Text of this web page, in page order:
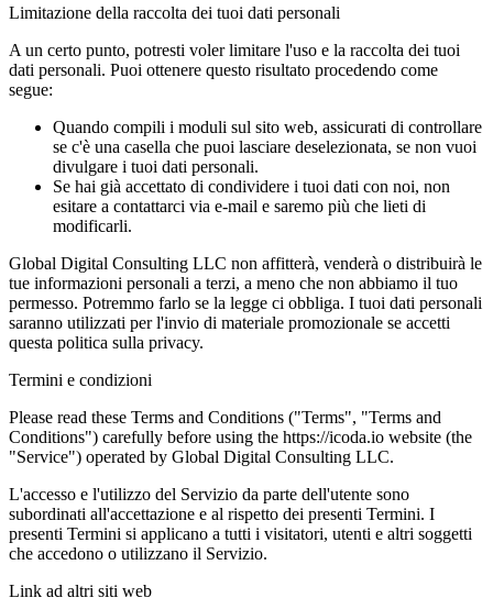
Limitazione della raccolta dei tuoi dati personali
A un certo punto, potresti voler limitare l'uso e la raccolta dei tuoi
dati personali. Puoi ottenere questo risultato procedendo come
segue:
Quando compili i moduli sul sito web, assicurati di controllare
se c'è una casella che puoi lasciare deselezionata, se non vuoi
divulgare i tuoi dati personali.
Se hai già accettato di condividere i tuoi dati con noi, non
esitare a contattarci via e-mail e saremo più che lieti di
modificarli.
Global Digital Consulting LLC non affitterà, venderà o distribuirà le
tue informazioni personali a terzi, a meno che non abbiamo il tuo
permesso. Potremmo farlo se la legge ci obbliga. I tuoi dati personali
saranno utilizzati per l'invio di materiale promozionale se accetti
questa politica sulla privacy.
Termini e condizioni
Please read these Terms and Conditions ("Terms", "Terms and
Conditions") carefully before using the https://icoda.io website (the
"Service") operated by Global Digital Consulting LLC.
L'accesso e l'utilizzo del Servizio da parte dell'utente sono
subordinati all'accettazione e al rispetto dei presenti Termini. I
presenti Termini si applicano a tutti i visitatori, utenti e altri soggetti
che accedono o utilizzano il Servizio.
Link ad altri siti web